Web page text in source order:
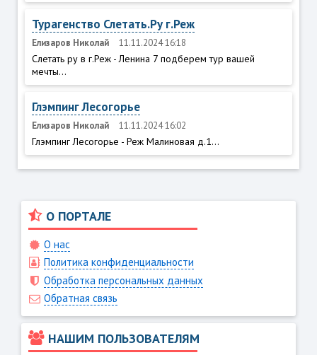
Турагенство Слетать.Ру г.Реж
Елизаров Николай 11.11.2024 16:18
Слетать ру в г.Реж - Ленина 7 подберем тур вашей
мечты...
Глэмпинг Лесогорье
Елизаров Николай 11.11.2024 16:02
Глэмпинг Лесогорье - Реж Малиновая д.1...
О ПОРТАЛЕ
О нас
Политика конфиденциальности
Обработка персональных данных
Обратная связь
НАШИМ ПОЛЬЗОВАТЕЛЯМ